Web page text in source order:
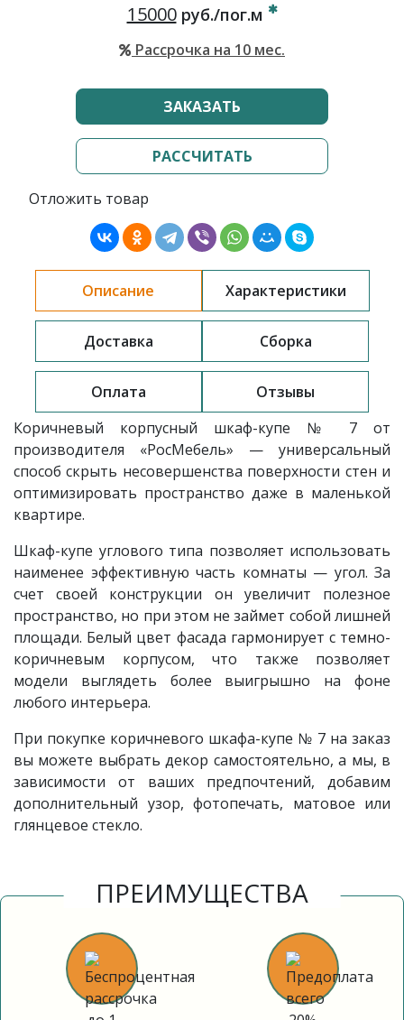
15000руб./пог.м
Рассрочка на 10 мес.
ЗАКАЗАТЬ
РАССЧИТАТЬ
Отложить товар
Описание Характеристики
Доставка Сборка
Оплата
Отзывы
Коричневый корпусный шкаф-купе № 7 от
производителя «РосМебель»
— универсальный
способ скрыть несовершенства поверхности стен и
оптимизировать пространство даже в маленькой
квартире.
Шкаф-купе углового типа позволяет использовать
наименее эффективную часть комнаты — угол. За
счет своей конструкции он увеличит полезное
пространство, но при этом не займет собой лишней
площади. Белый цвет фасада гармонирует с темно-
коричневым корпусом, что также позволяет
модели выглядеть более выигрышно на фоне
любого интерьера.
При покупке коричневого шкафа-купе № 7 на заказ
вы можете выбрать декор самостоятельно, а мы, в
зависимости от ваших предпочтений, добавим
дополнительный узор, фотопечать, матовое или
глянцевое стекло.
ПРЕИМУЩЕСТВА